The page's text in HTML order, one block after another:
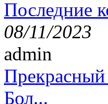
Последние
08/11/2023
admin
Бол...